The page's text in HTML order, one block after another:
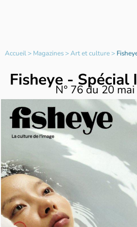
Accueil> Magazines>Art et culture>
Fisheye - Spécial
N° 76du20